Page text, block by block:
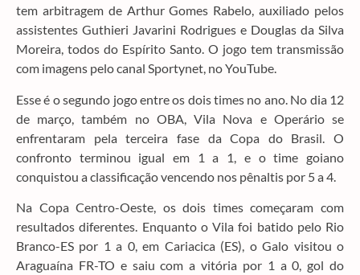
tem arbitragem de Arthur Gomes Rabelo, auxiliado pelos
assistentes Guthieri Javarini Rodrigues e Douglas da Silva
Moreira, todos do Espírito Santo. O jogo tem transmissão
com imagens pelo canal Sportynet, no YouTube.
Esse é o segundo jogo entre os dois times no ano. No dia 12
de março, também no OBA, Vila Nova e Operário se
enfrentaram pela terceira fase da Copa do Brasil. O
confronto terminou igual em 1 a 1, e o time goiano
conquistou a classificação vencendo nos pênaltis por 5 a 4.
Na Copa Centro-Oeste, os dois times começaram com
resultados diferentes. Enquanto o Vila foi batido pelo Rio
Branco-ES por 1 a 0, em Cariacica (ES), o Galo visitou o
Araguaína FR-TO e saiu com a vitória por 1 a 0, gol do